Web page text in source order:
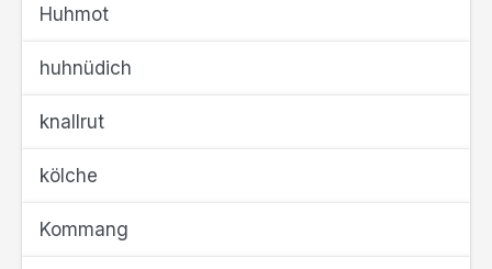
Huhmot
huhnüdich
knallrut
kölche
Kommang